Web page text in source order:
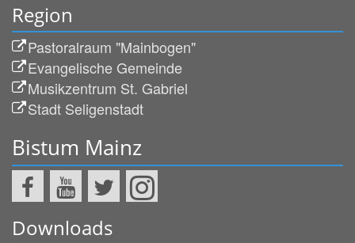
Region
Pastoralraum "Mainbogen"
Evangelische Gemeinde
Musikzentrum St. Gabriel
Stadt Seligenstadt
Bistum Mainz
Downloads